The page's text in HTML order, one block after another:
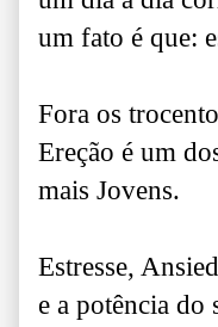
um fato é que:
Fora os
Ereção é um
mais Jovens.
Estresse,
e a potência do